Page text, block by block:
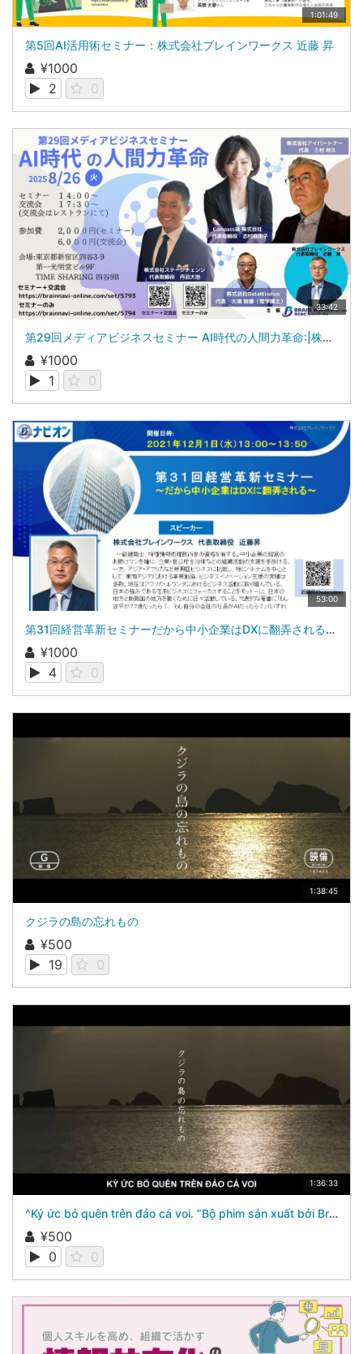
1:01:49
第5回AI活用術セミナー：株式会社ブレインワークス 近藤 昇
¥1000
2
0
33:42
第29回メディアビジネスセミナー AI時代の人間力革命:|株式会社DataWisdom 大場 智康（理学博士）
¥1000
1
0
53:00
第31回経営革新セミナーだから中小企業はDXに翻弄される株式会社ブレインワークス 代表取締役 近藤 昇
¥1000
4
0
1:38:45
クジラの島の忘れもの
¥500
19
0
1:36:33
^Ký ức bỏ quên trên đảo cá voi. “Bộ phim sản xuất bởi Brainworks Co.,Ltd,”^
¥500
0
0